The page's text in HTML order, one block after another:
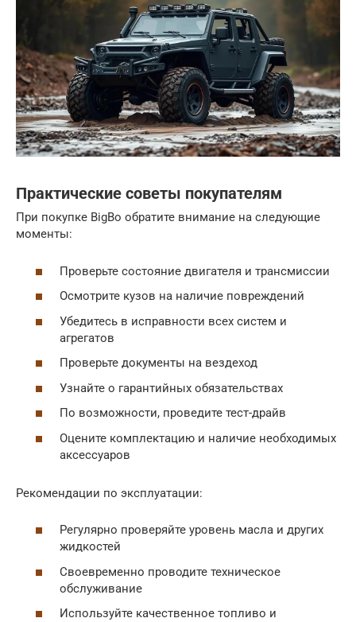
Практические советы покупателям
При покупке BigBo обратите внимание на следующие
моменты:
Проверьте состояние двигателя и трансмиссии
Осмотрите кузов на наличие повреждений
Убедитесь в исправности всех систем и
агрегатов
Проверьте документы на вездеход
Узнайте о гарантийных обязательствах
По возможности, проведите тест-драйв
Оцените комплектацию и наличие необходимых
аксессуаров
Рекомендации по эксплуатации:
Регулярно проверяйте уровень масла и других
жидкостей
Своевременно проводите техническое
обслуживание
Используйте качественное топливо и